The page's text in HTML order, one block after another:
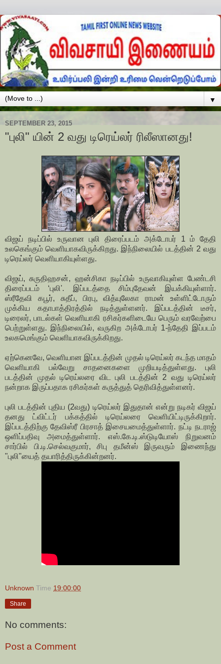
▼
SEPTEMBER 23, 2015
"புலி" யின் 2 வது டிரெய்லர் ரிலீஸானது!
விஜய் நடிப்பில் உருவான புலி திரைப்படம் அக்டோபர் 1 ம் தேதி
உலகெங்கும் வெளியாகவிருக்கிறது. இந்நிலையில் படத்தின் 2 வது
டிரெய்லர் வெளியாகியுள்ளது.
விஜய், சுருதிஹசன், ஹன்சிகா நடிப்பில் உருவாகியுள்ள பேண்டசி
திரைப்படம் ‘புலி'. இப்படத்தை சிம்புதேவன் இயக்கியுள்ளார்.
ஸ்ரீதேவி கபூர், சுதீப், பிரபு, வித்யுலேகா ராமன் உள்ளிட்டோரும்
முக்கிய கதாபாத்திரத்தில் நடித்துள்ளனர். இப்படத்தின் டீசர்,
டிரைலர், பாடல்கள் வெளியாகி ரசிகர்களிடையே பெரும் வரவேற்பை
பெற்றுள்ளது. இந்நிலையில், வருகிற அக்டோபர் 1-ந்தேதி இப்படம்
உலகமெங்கும் வெளியாகவிருக்கிறது.
ஏற்கெனவே, வெளியான இப்படத்தின் முதல் டிரெய்லர் கடந்த மாதம்
வெளியாகி பல்வேறு சாதனைகளை முறியடித்துள்ளது. புலி
படத்தின் முதல் டிரெய்லரை விட புலி படத்தின் 2 வது டிரெய்லர்
நன்றாக இருப்பதாக ரசிகர்கள் கருத்துத் தெரிவித்துள்ளனர்.
புலி படத்தின் புதிய (2வது) டிரெய்லர் இதுதான் என்று நடிகர் விஜய்
தனது ட்விட்டர் பக்கத்தில் டிரெய்லரை வெளியிட்டிருக்கிறார்.
இப்படத்திற்கு தேவிஸ்ரீ பிரசாத் இசையமைத்துள்ளார். நட்டி நடராஜ்
ஒளிப்பதிவு அமைத்துள்ளார். எஸ்.கே.டி.ஸ்டுடியோஸ் நிறுவனம்
சார்பில் பி.டி.செல்வகுமார், சிபு தமீன்ஸ் இருவரும் இணைந்து
"புலி"யைத் தயாரித்திருக்கின்றனர்.
Unknown Time 19:00:00
Share
No comments:
Post a Comment